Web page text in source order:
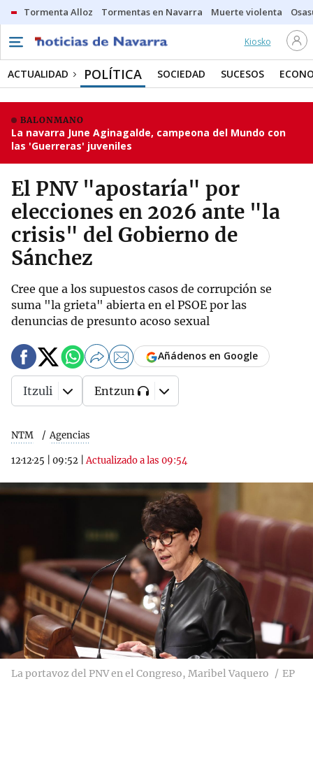
Tormenta Alloz Tormentas en Navarra Muerte violenta
Kiosko
ACTUALIDAD POLÍTICA SOCIEDAD SUCESOS
BALONMANO
La navarra June Aginagalde, campeona del Mundo con
las 'Guerreras' juveniles
El PNV "apostaría" por
elecciones en 2026 ante "la
crisis" del Gobierno de
Sánchez
Cree que a los supuestos casos de corrupción se
suma "la grieta" abierta en el PSOE por las
denuncias de presunto acoso sexual
NTM Agencias
12·12·25 09:52 |Actualizado a las 09:54
Añádenos en Google
Itzuli Entzun
La portavoz del PNV en el Congreso, Maribel Vaquero EP